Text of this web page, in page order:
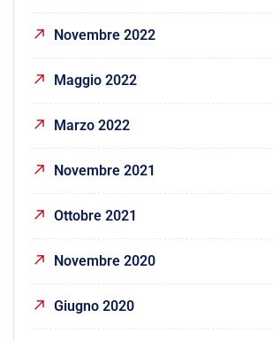
Novembre 2022
Maggio 2022
Marzo 2022
Novembre 2021
Ottobre 2021
Novembre 2020
Giugno 2020